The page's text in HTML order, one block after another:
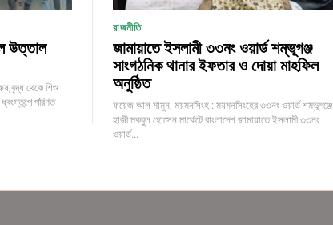
উত্তাল
থেকে শিশু
ধ্বংস্তুপে পরিণত
রাজনীতি
জামায়াতে ইসলামী ৩৩নং ওয়ার্ড শম্ভূগঞ্জ
সাংগঠনিক থানার ইফতার ও দোয়া মাহফিল
অনুষ্ঠিত
ফয়েজ আল মামুন, ময়মনসিংহ : ময়মনসিংহের ৩৩নং ওয়ার্ড শম্ভূগঞ্জে
হাজী মকবুল হোসেন মার্কেটে বাংলাদেশ জামায়াতে ইসলামী ৩৩নং
ওয়ার্ড...